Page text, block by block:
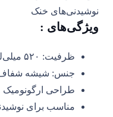
نوشیدنی‌های خنک
ویژگی‌های :
ظرفیت: ۵۲۰ میلی‌لیتر (بزرگ و استاندارد)
جنس: شیشه شفاف
طراحی
مناسب برای